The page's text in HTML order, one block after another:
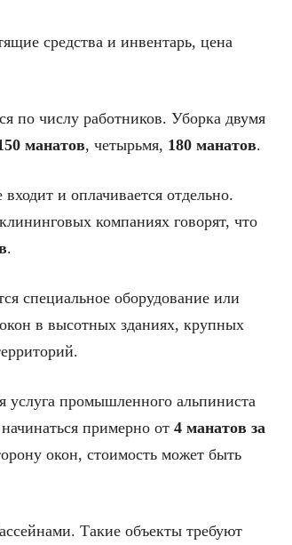
средства и инвентарь, цена
по числу работников. Уборка двумя
манатов, четырьмя, 180 манатов.
и оплачивается отдельно.
компаниях говорят, что
.
специальное оборудование или
в высотных зданиях, крупных
услуга промышленного альпиниста
примерно от 4 манатов за
окон, стоимость может быть
Такие объекты требуют